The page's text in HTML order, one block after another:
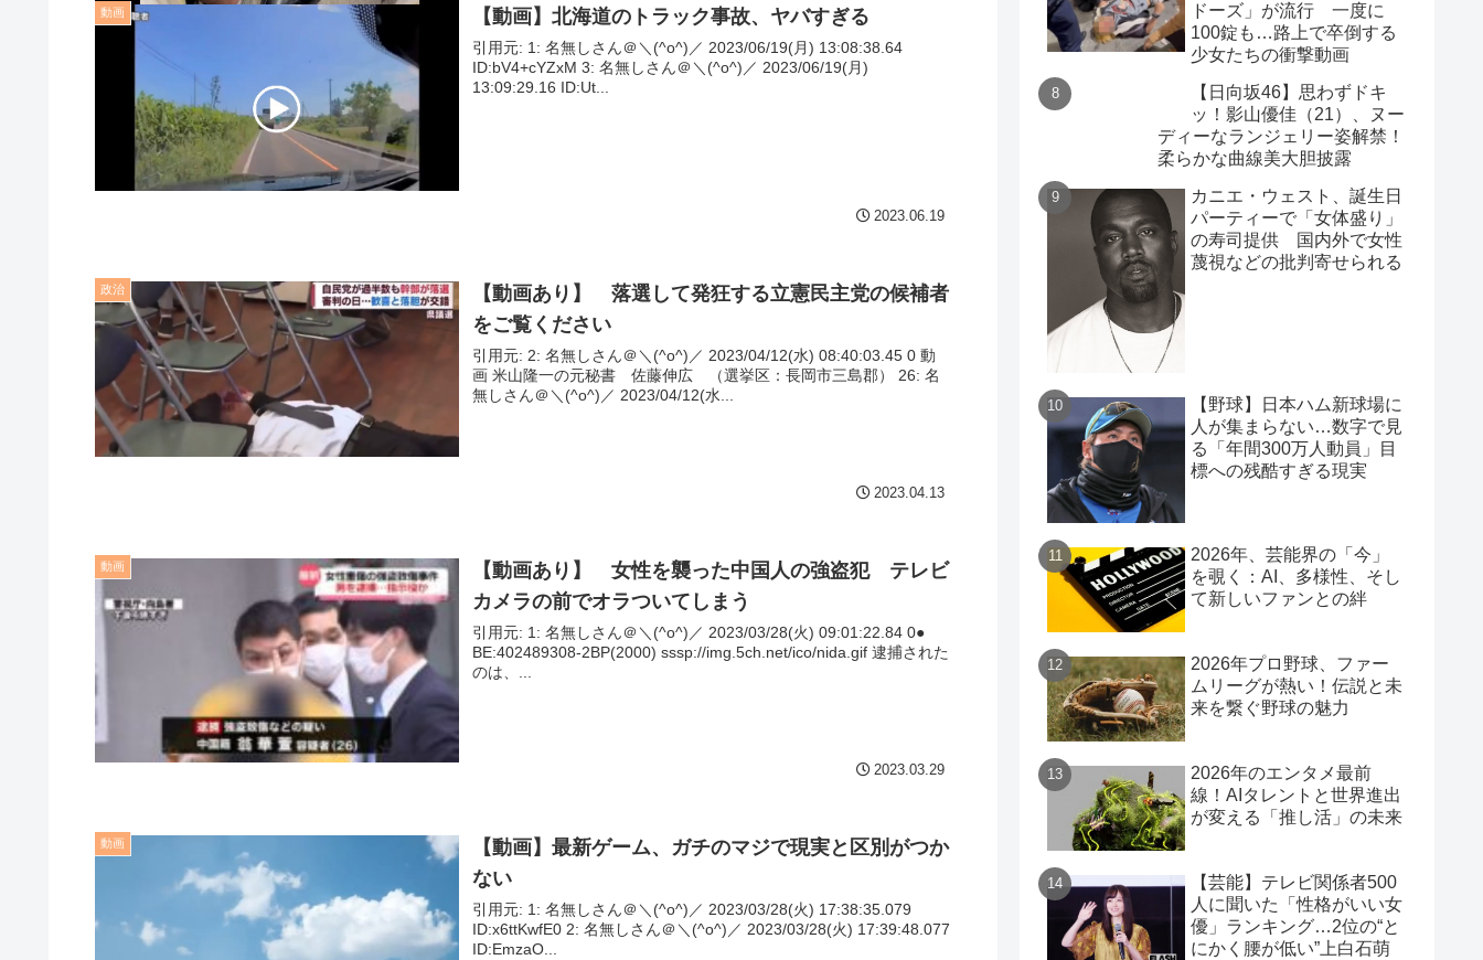
動画 【動画】北海道のトラック事故、ヤバすぎる
引用元: 1: 名無しさん＠＼(^o^)／ 2023/06/19(月) 13:08:38.64
ID:bV4+cYZxM 3: 名無しさん＠＼(^o^)／ 2023/06/19(月)
13:09:29.16 ID:Ut...
2023.06.19
政治
【動画あり】 落選して発狂する立憲民主党の候補者
をご覧ください
引用元: 2: 名無しさん＠＼(^o^)／ 2023/04/12(水) 08:40:03.45 0 動
画 米山隆一の元秘書 佐藤伸広 （選挙区：長岡市三島郡） 26: 名
無しさん＠＼(^o^)／ 2023/04/12(水...
2023.04.13
動画
【動画あり】 女性を襲った中国人の強盗犯 テレビ
カメラの前でオラついてしまう
引用元: 1: 名無しさん＠＼(^o^)／ 2023/03/28(火) 09:01:22.84 0●
BE:402489308-2BP(2000) sssp://img.5ch.net/ico/nida.gif 逮捕された
のは、...
2023.03.29
動画
【動画】最新ゲーム、ガチのマジで現実と区別がつか
ない
引用元: 1: 名無しさん＠＼(^o^)／ 2023/03/28(火) 17:38:35.079
ID:x6ttKwfE0 2: 名無しさん＠＼(^o^)／ 2023/03/28(火) 17:39:48.077
ID:EmzaO...
ドーズ」が流行 一度に
100錠も…路上で卒倒する
少女たちの衝撃動画
【日向坂46】思わずドキ
ッ！影山優佳（21）、ヌー
ディーなランジェリー姿解禁！
柔らかな曲線美大胆披露
カニエ・ウェスト、誕生日
パーティーで「女体盛り」
の寿司提供 国内外で女性
蔑視などの批判寄せられる
【野球】日本ハム新球場に
人が集まらない…数字で見
る「年間300万人動員」目
標への残酷すぎる現実
2026年、芸能界の「今」
を覗く：AI、多様性、そし
て新しいファンとの絆
2026年プロ野球、ファー
ムリーグが熱い！伝説と未
来を繋ぐ野球の魅力
2026年のエンタメ最前
線！AIタレントと世界進出
が変える「推し活」の未来
【芸能】テレビ関係者500
人に聞いた「性格がいい女
優」ランキング…2位の“と
にかく腰が低い”上白石萌